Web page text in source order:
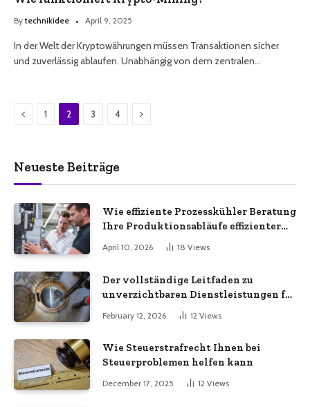
By technikidee April 9, 2025
In der Welt der Kryptowährungen müssen Transaktionen sicher
und zuverlässig ablaufen. Unabhängig von dem zentralen…
Previous
1 2 3 4 Next
Neueste Beiträge
Wie effiziente Prozesskühler Beratung
Ihre Produktionsabläufe effizienter
April 10, 2026 18 Views
Der vollständige Leitfaden zu
unverzichtbaren Dienstleistungen für
eine sichere und effiziente
Gewerbeimmobilie
February 12, 2026 12 Views
Wie Steuerstrafrecht Ihnen bei
Steuerproblemen helfen kann
December 17, 2025 12 Views